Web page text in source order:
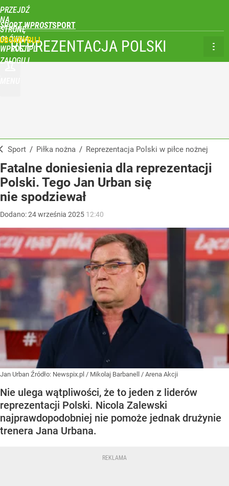
PRZEJDŹ
NA
STRONĘ
GŁÓWNĄ
WPROST.PL
SPORT WPROST
ZALOGUJ
REPREZENTACJA POLSKI
Sport / Piłka nożna / Reprezentacja Polski w piłce nożnej
Fatalne doniesienia dla reprezentacji
Polski. Tego Jan Urban się
nie spodziewał
Dodano:24września 2025 12:40
Jan Urban Źródło: Newspix.pl / Mikolaj Barbanell / Arena Akcji
Nie ulega wątpliwości, że to jeden z liderów
reprezentacji Polski. Nicola Zalewski
najprawdopodobniej nie pomoże jednak drużynie
trenera Jana Urbana.